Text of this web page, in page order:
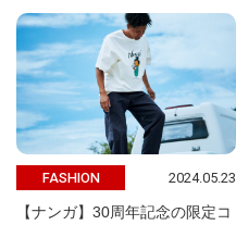
FASHION 2024.05.23
【ナンガ】30周年記念の限定コ